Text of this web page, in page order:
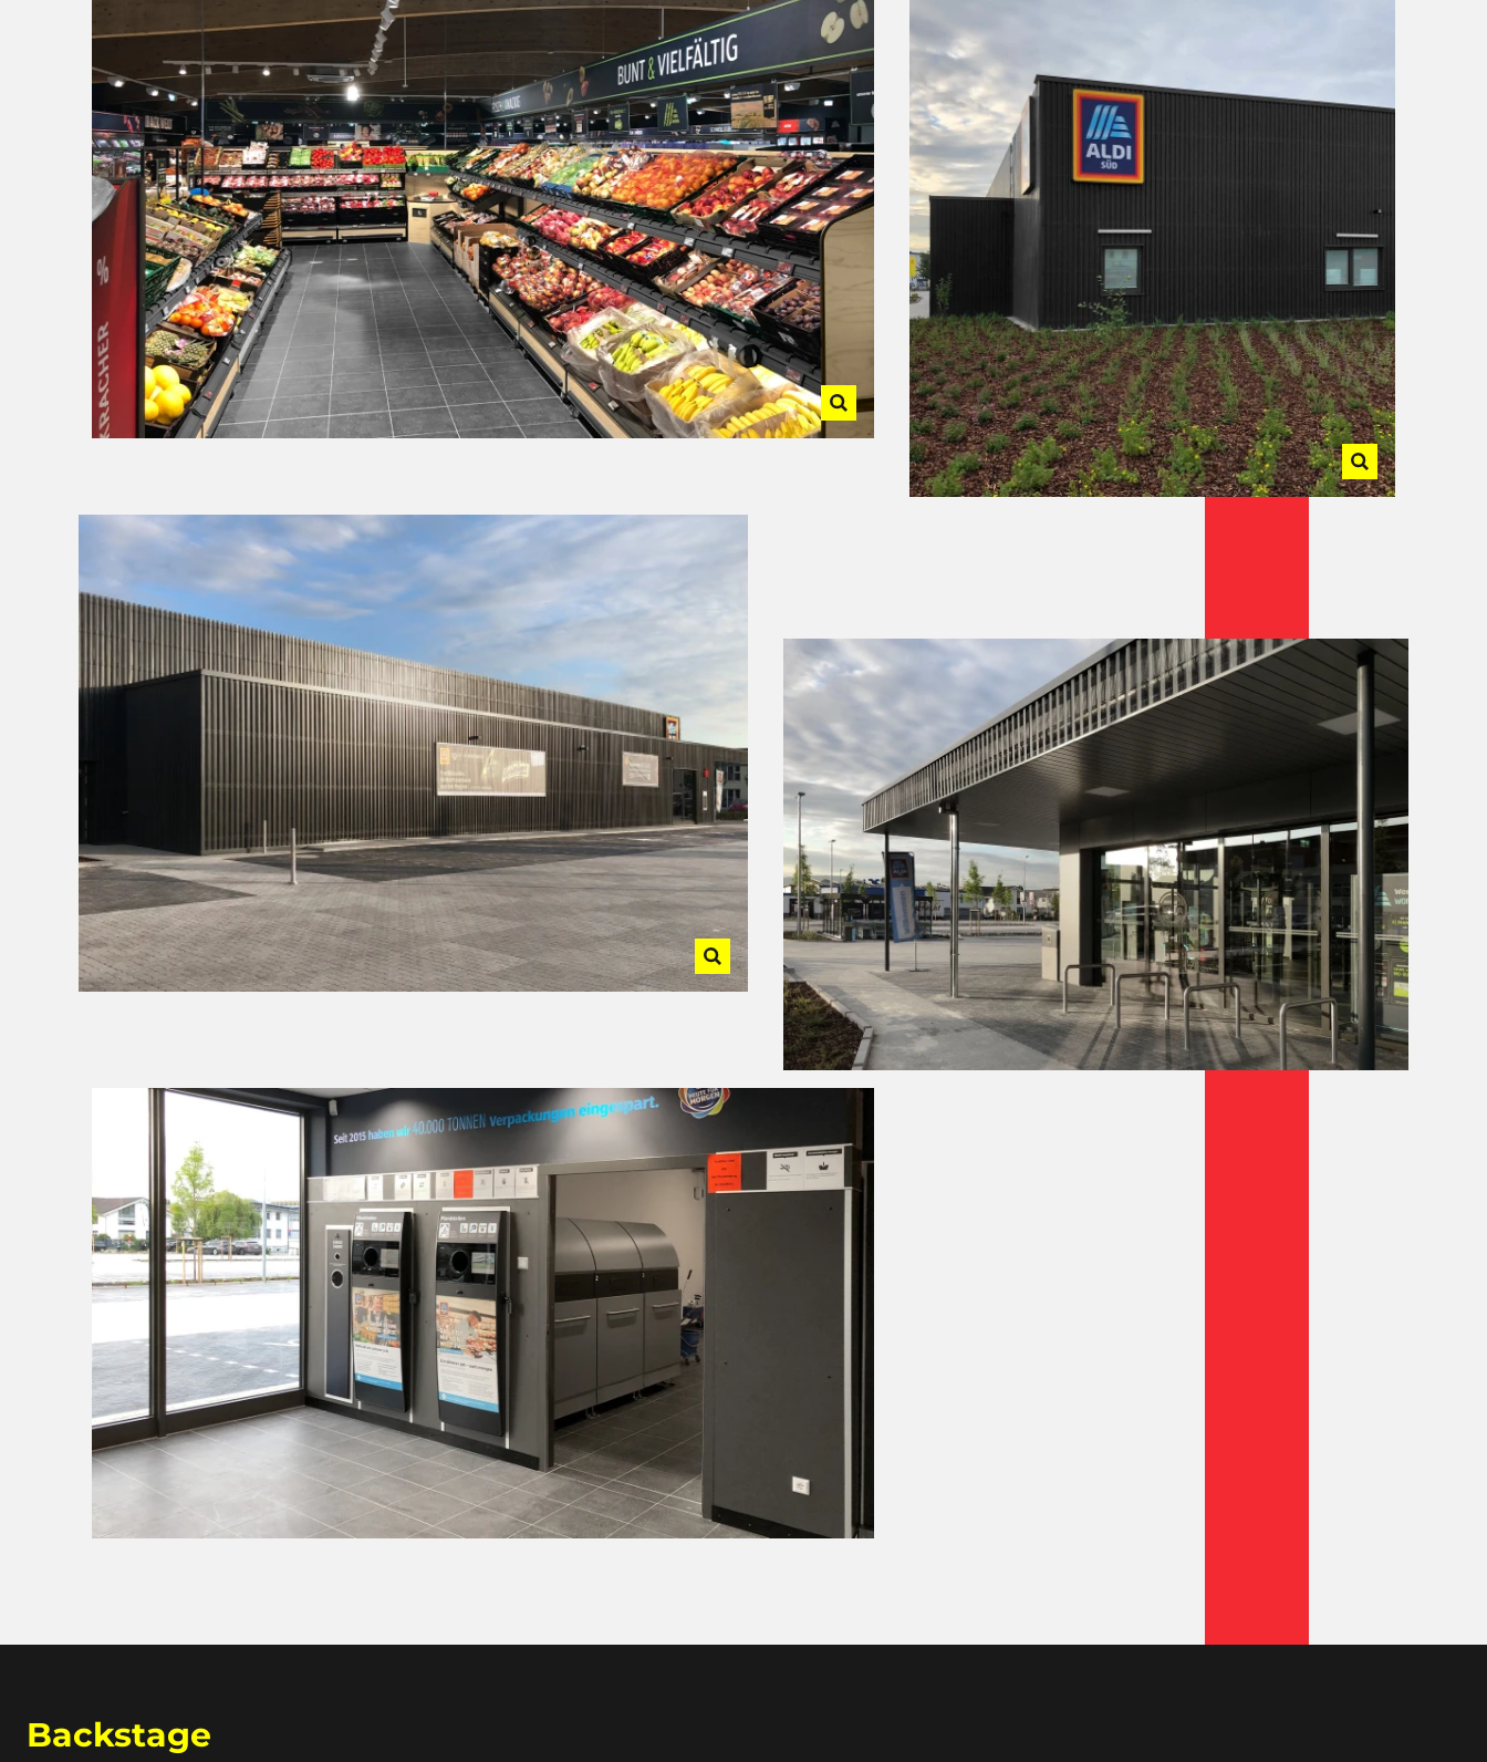
an sich, entspricht der zeitgemäßen Modulplanung
des Unternehmens, was aber fortschrittlich nach
dem neusten Standard, mit weitläufigen Frischwaren
und der neuen Brotbackstation ausgeführt wird. Die
Außenanlagen werden im Zuge der Umbauten neu
organisiert und gestaltet.
Die Erschließung für direkte Anwohner wurde an die
Ecke der Hänlerstraße verlegt, um die Aldi Filiale zu
Fuß und per Fahrrad schnell erreichbar zu machen.
Ein SB-Bankautomat der örtlichen Sparkasse, BUS-
gesteuerte LED-Masten, Ladesäulen für Elektroautos
und E-Bikes runden das moderne
Nachhaltigkeitskonzept ab.
Backstage